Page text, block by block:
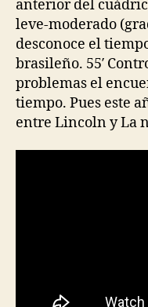
anterior del
leve-moderado
desconoce el
brasileño. 55′
problemas el
tiempo. Pues este
entre Lincoln y La